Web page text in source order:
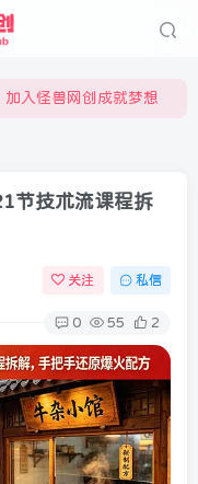
入怪兽网创成就梦想
节技术流课程拆
关注 私信
0 55 2